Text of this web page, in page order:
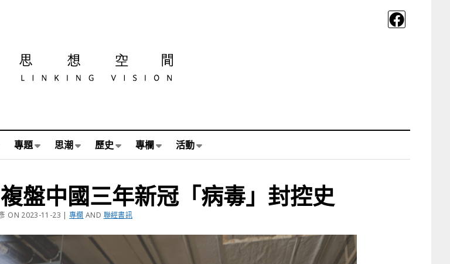
專題 思潮 歷史 專欄 活動
盤中國三年新冠「病毒」封控史
ON 2023-11-23 | 專欄 AND 聯經書訊